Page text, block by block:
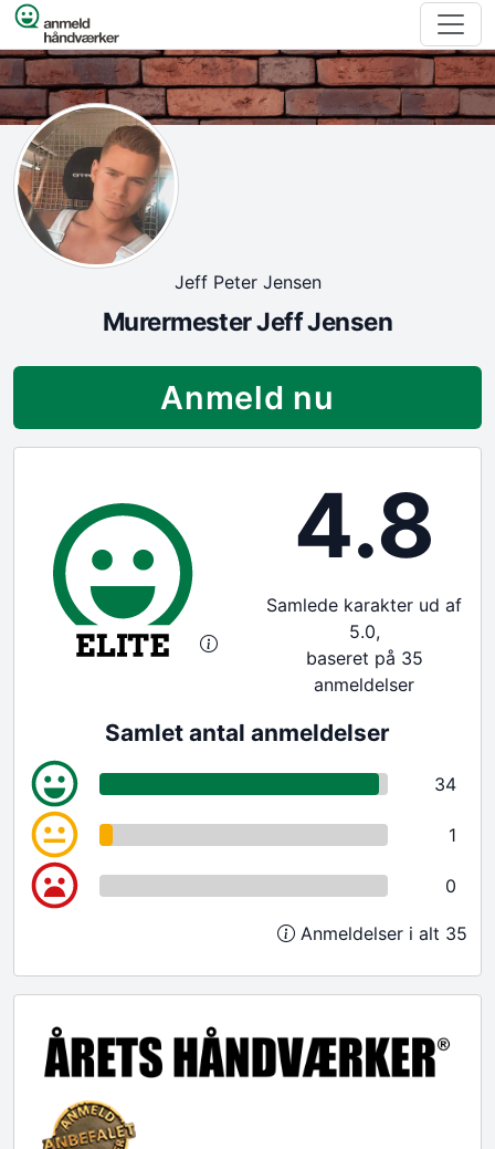
Spring til indhold
Jeff Peter Jensen
Murermester Jeff Jensen
Anmeld nu
4.8
Samlede karakter ud af
5.0,
baseret på 35
anmeldelser
Samlet antal anmeldelser
34
1
0
Anmeldelser i alt 35